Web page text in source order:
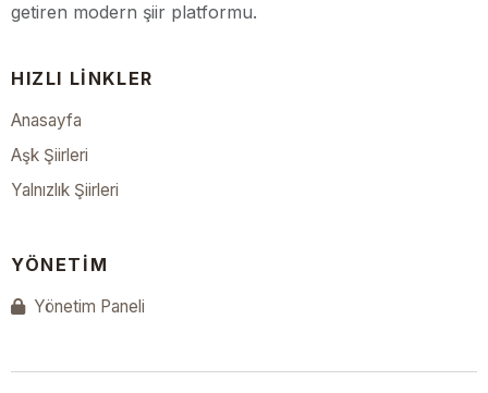
getiren modern şiir platformu.
HIZLI LINKLER
Anasayfa
Aşk Şiirleri
Yalnızlık Şiirleri
YÖNETIM
Yönetim Paneli